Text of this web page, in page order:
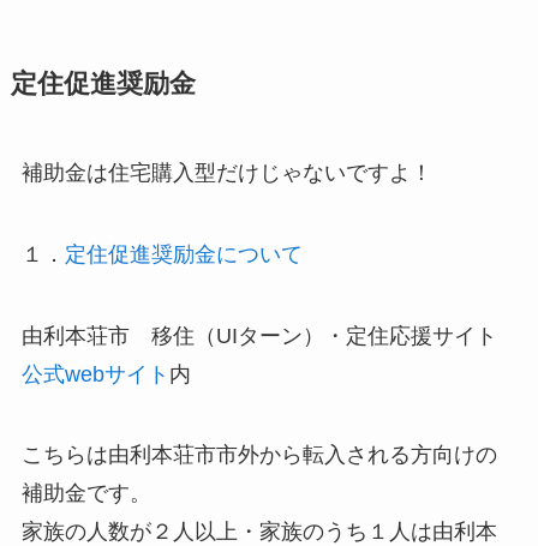
定住促進奨励金
補助金は住宅購入型だけじゃないですよ！
１． 定住促進奨励金について
由利本荘市 移住（UIターン）・定住応援サイト
公式webサイト 内
こちらは由利本荘市市外から転入 される方向けの
補助金です。
家族の人数が２人以上・家族のうち１人は由利本